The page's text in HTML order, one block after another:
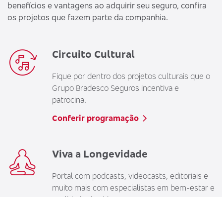
benefícios e vantagens ao adquirir seu seguro, confira
os projetos que fazem parte da companhia.
Circuito Cultural
Fique por dentro dos projetos culturais que o
Grupo Bradesco Seguros incentiva e
patrocina.
Conferir programação
Viva a Longevidade
Portal com podcasts, videocasts, editoriais e
muito mais com especialistas em bem-estar e